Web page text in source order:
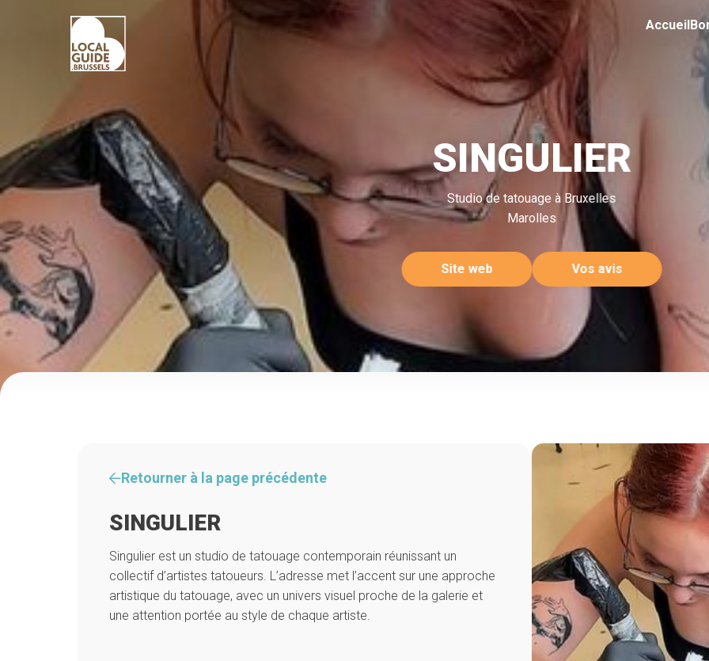
Accueil
SINGULIER
Studio de tatouage à Bruxelles
Marolles
Site web Vos avis
Retourner à la page précédente
SINGULIER
Singulier est un studio de tatouage contemporain réunissant un
collectif d’artistes tatoueurs. L’adresse met l’accent sur une approche
artistique du tatouage, avec un univers visuel proche de la galerie et
une attention portée au style de chaque artiste.